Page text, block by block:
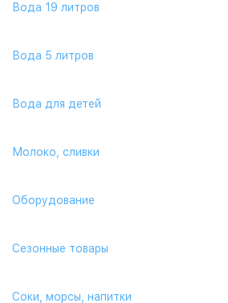
Вода 19 литров
Вода 5 литров
Вода для детей
Молоко, сливки
Оборудование
Сезонные товары
Соки, морсы, напитки